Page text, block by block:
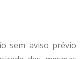
sem aviso prévio